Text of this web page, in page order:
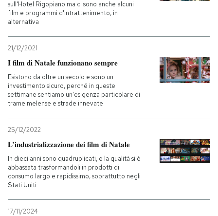
sull'Hotel Rigopiano ma ci sono anche alcuni
film e programmi d'intrattenimento, in
alternativa
21/12/2021
I film di Natale funzionano sempre
Esistono da oltre un secolo e sono un
investimento sicuro, perché in queste
settimane sentiamo un'esigenza particolare di
trame melense e strade innevate
25/12/2022
L’industrializzazione dei film di Natale
In dieci anni sono quadruplicati, e la qualità si è
abbassata trasformandoli in prodotti di
consumo largo e rapidissimo, soprattutto negli
Stati Uniti
17/11/2024